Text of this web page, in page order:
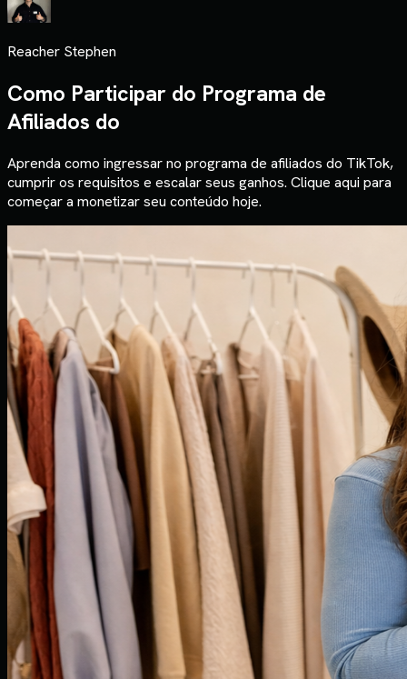
Reacher Stephen
Como Participar do Programa de
Afiliados do
Aprenda como ingressar no programa de afiliados do TikTok,
cumprir os requisitos e escalar seus ganhos. Clique aqui para
começar a monetizar seu conteúdo hoje.